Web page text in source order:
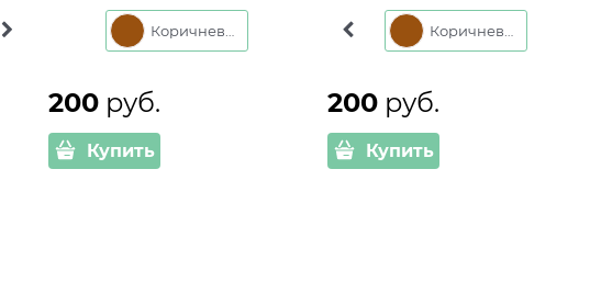
200 руб.
Купить
Зелёный
200 руб.
Купить